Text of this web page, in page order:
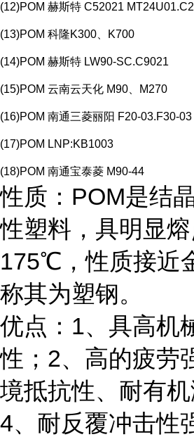
(12)POM 赫斯特 C52021
(13)POM 科隆K300、K700
(14)POM 赫斯特 LW90-SC.C9021
(15)POM 云南云天化 M90、M270
(16)POM 南通三菱丽阳 F20-03.F30-03
(17)POM LNP:KB1003
(18)POM 南通宝泰菱 M90-44
性质：POM是结
性塑料，具明显
175℃，性质接近
称其为塑钢。
优点：1、具高机
性；2、高的疲劳
境抵抗性、耐有机
4、耐反覆冲击性